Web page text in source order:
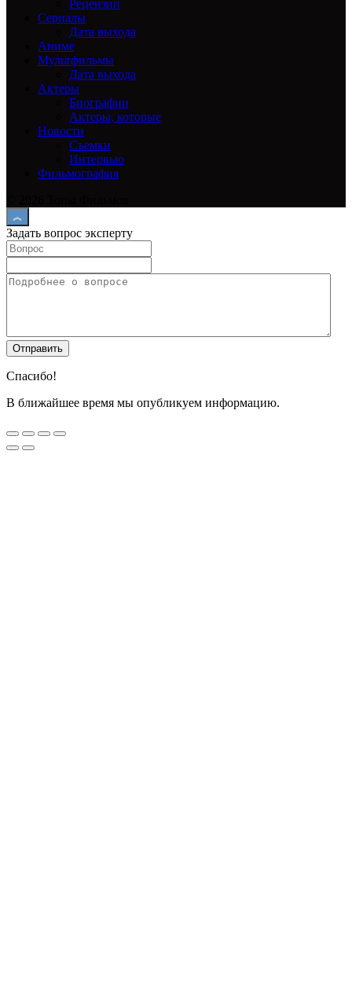
Рецензии
Сериалы
Дата выхода
Аниме
Мультфильмы
Дата выхода
Актеры
Биографии
Актеры, которые
Новости
Съемки
Интервью
Фильмография
Задать вопрос эксперту
Спасибо!
В ближайшее время мы опубликуем информацию.